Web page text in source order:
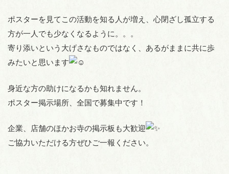
ポスターを見てこの活動を知る人が増え、心閉ざし孤立する
方が一人でも少なくなるように。。。
寄り添いという大げさなものではなく、あるがままに共に歩
みたいと思います
身近な方の助けになるかも知れません。
ポスター掲示場所、全国で募集中です！
企業、店舗のほかお寺の掲示板も大歓迎
ご協力いただける方ぜひご一報ください。